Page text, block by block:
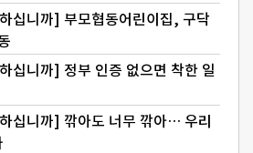
십니까] 부모협동어린이집, 구닥
십니까] 정부 인증 없으면 착한 일
십니까] 깎아도 너무 깎아… 우리